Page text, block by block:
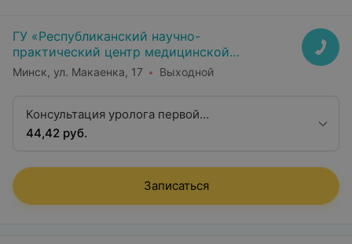
ГУ «Республиканский научно-
практический центр медицинской
экспертизы и реабилитаци»
Минск, ул. Макаенка, 17 Выходной
Консультация уролога первой
квалификационной категории
44,42 руб.
Записаться